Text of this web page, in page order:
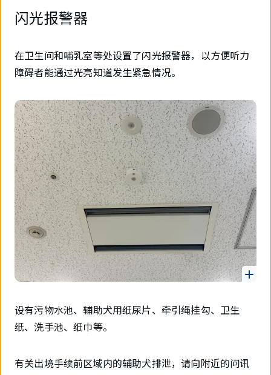
闪光报警器
在卫生间和哺乳室等处设置了闪光报警器，以方便听力
障碍者能通过光亮知道发生紧急情况。
设有污物水池、辅助犬用纸尿片、牵引绳挂勾、卫生
纸、洗手池、纸巾等。
有关出境手续前区域内的辅助犬排泄，请向附近的问讯